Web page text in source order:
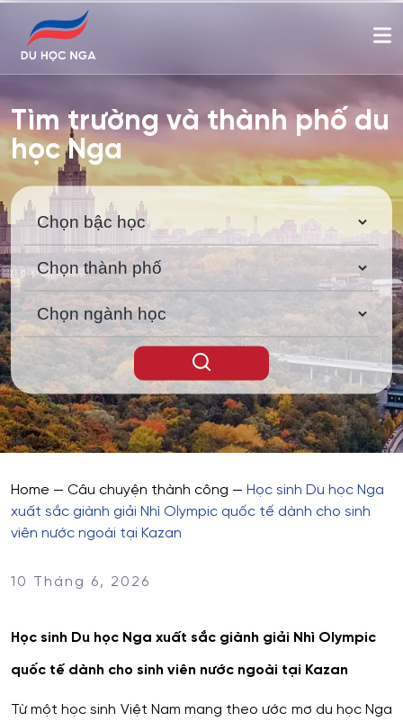
Tìm trường và thành phố du
học Nga
Home — Câu chuyện thành công — Học sinh Du học Nga
xuất sắc giành giải Nhì Olympic quốc tế dành cho sinh
viên nước ngoài tại Kazan
10 Tháng 6, 2026
Học sinh Du học Nga xuất sắc giành giải Nhì Olympic
quốc tế dành cho sinh viên nước ngoài tại Kazan
Từ một học sinh Việt Nam mang theo ước mơ du học Nga